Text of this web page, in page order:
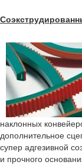
наклонных
дополнительное
супер адгезивной
и прочного